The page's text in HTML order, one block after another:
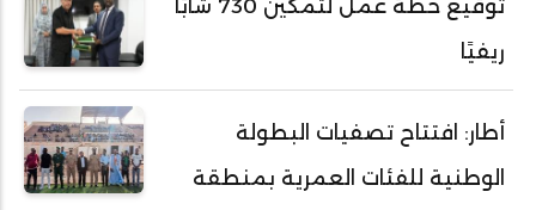
توقيع خطة عمل لتمكين 730 شابًا
ريفيًا
أطار: افتتاح تصفيات البطولة
الوطنية للفئات العمرية بمنطقة